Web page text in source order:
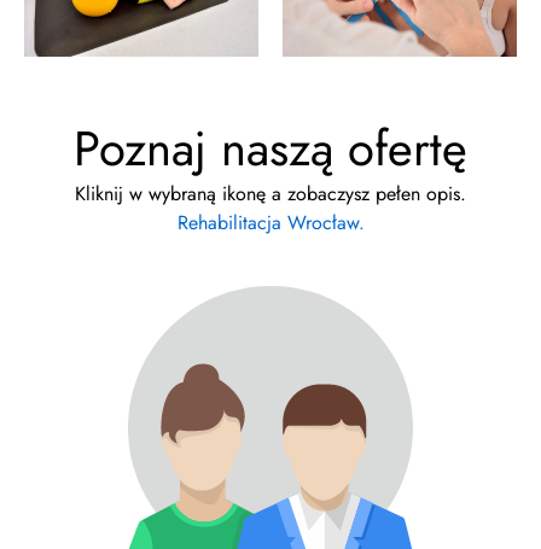
Poznaj naszą ofertę
Kliknij w wybraną ikonę a zobaczysz pełen opis.
Rehabilitacja Wrocław.